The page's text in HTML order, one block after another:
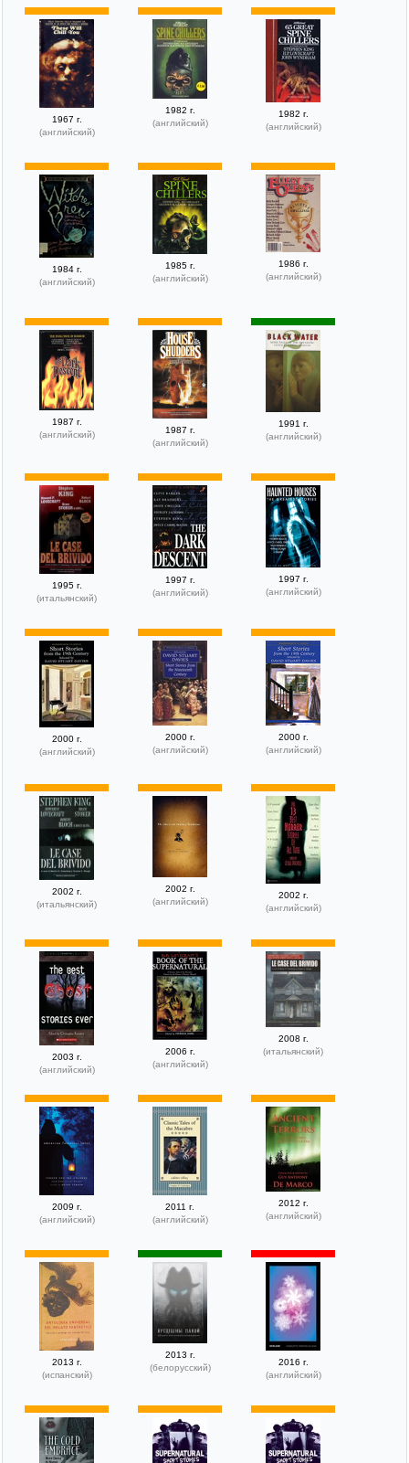
1967 г.
(английский)
1982 г.
(английский)
1982 г.
(английский)
1984 г.
(английский)
1985 г.
(английский)
1986 г.
(английский)
1987 г.
(английский)
1987 г.
(английский)
1991 г.
(английский)
1995 г.
(итальянский)
1997 г.
(английский)
1997 г.
(английский)
2000 г.
(английский)
2000 г.
(английский)
2000 г.
(английский)
2002 г.
(итальянский)
2002 г.
(английский)
2002 г.
(английский)
2003 г.
(английский)
2006 г.
(английский)
2008 г.
(итальянский)
2009 г.
(английский)
2011 г.
(английский)
2012 г.
(английский)
2013 г.
(испанский)
2013 г.
(белорусский)
2016 г.
(английский)